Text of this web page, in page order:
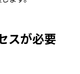
スが必要